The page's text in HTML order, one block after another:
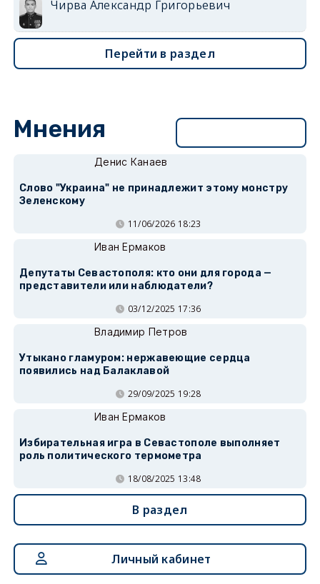
Чирва Александр Григорьевич
Перейти в раздел
Мнения
Денис Канаев
Слово "Украина" не принадлежит этому монстру
Зеленскому
11/06/2026 18:23
Иван Ермаков
Депутаты Севастополя: кто они для города —
представители или наблюдатели?
03/12/2025 17:36
Владимир Петров
Утыкано гламуром: нержавеющие сердца
появились над Балаклавой
29/09/2025 19:28
Иван Ермаков
Избирательная игра в Севастополе выполняет
роль политического термометра
18/08/2025 13:48
В раздел
Личный кабинет